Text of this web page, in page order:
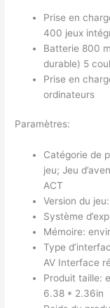
Prise en
400 jeux
Batterie 800
durable) 5
Prise en
ordinateurs
Paramètres:
Catégorie de
jeu; Jeu
ACT
Version du
Système
Mémoire:
Type
AV Interface
Produit taille:
6.38 * 2.36in